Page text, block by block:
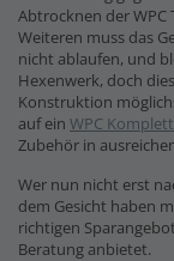
Abtrocknen der WPC
Weiteren muss das
nicht ablaufen, und
Hexenwerk, doch
Konstruktion
auf ein WPC
Zubehör in
Wer nun nicht erst
dem Gesicht haben
richtigen
Beratung anbietet.